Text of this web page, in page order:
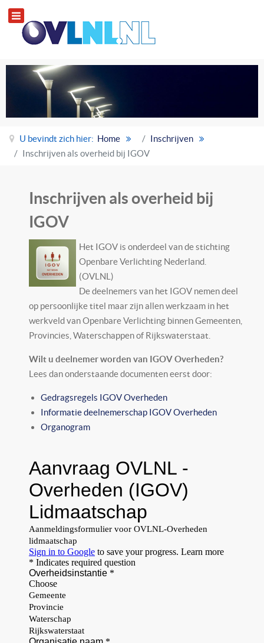
U bevindt zich hier: Home
Inschrijven
Inschrijven als overheid bij IGOV
Inschrijven als overheid bij
IGOV
Het IGOV is onderdeel van de stichting
Openbare Verlichting Nederland.
(OVLNL)
De deelnemers van het IGOV nemen deel
op persoonlijke titel maar zijn allen werkzaam in het
werkveld van Openbare Verlichting binnen Gemeenten,
Provincies, Waterschappen of Rijkswaterstaat.
Wilt u deelnemer worden van IGOV Overheden?
Lees dan onderstaande documenten eerst door:
Gedragsregels IGOV Overheden
Informatie deelnemerschap IGOV Overheden
Organogram